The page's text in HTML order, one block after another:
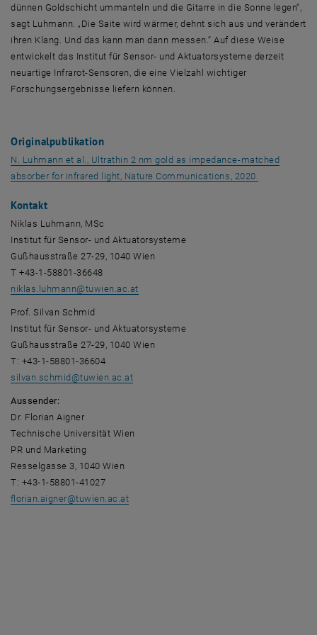
dünnen Goldschicht ummanteln und die Gitarre in die Sonne legen“,
sagt Luhmann. „Die Saite wird wärmer, dehnt sich aus und verändert
ihren Klang. Und das kann man dann messen.“ Auf diese Weise
entwickelt das Institut für Sensor- und Aktuatorsysteme derzeit
neuartige Infrarot-Sensoren, die eine Vielzahl wichtiger
Forschungsergebnisse liefern können.
Originalpublikation
N. Luhmann et al., Ultrathin 2 nm gold as impedance-matched
absorber for infrared light, Nature Communications, 2020.
Kontakt
Niklas Luhmann, MSc
Institut für Sensor- und Aktuatorsysteme
Gußhausstraße 27-29, 1040 Wien
T +43-1-58801-36648
niklas.luhmann@tuwien.ac.at
Prof. Silvan Schmid
Institut für Sensor- und Aktuatorsysteme
Gußhausstraße 27-29, 1040 Wien
T: +43-1-58801-36604
silvan.schmid @tuwien.ac.at
Aussender:
Dr. Florian Aigner
Technische Universität Wien
PR und Marketing
Resselgasse 3, 1040 Wien
T: +43-1-58801-41027
florian.aigner@tuwien.ac.at